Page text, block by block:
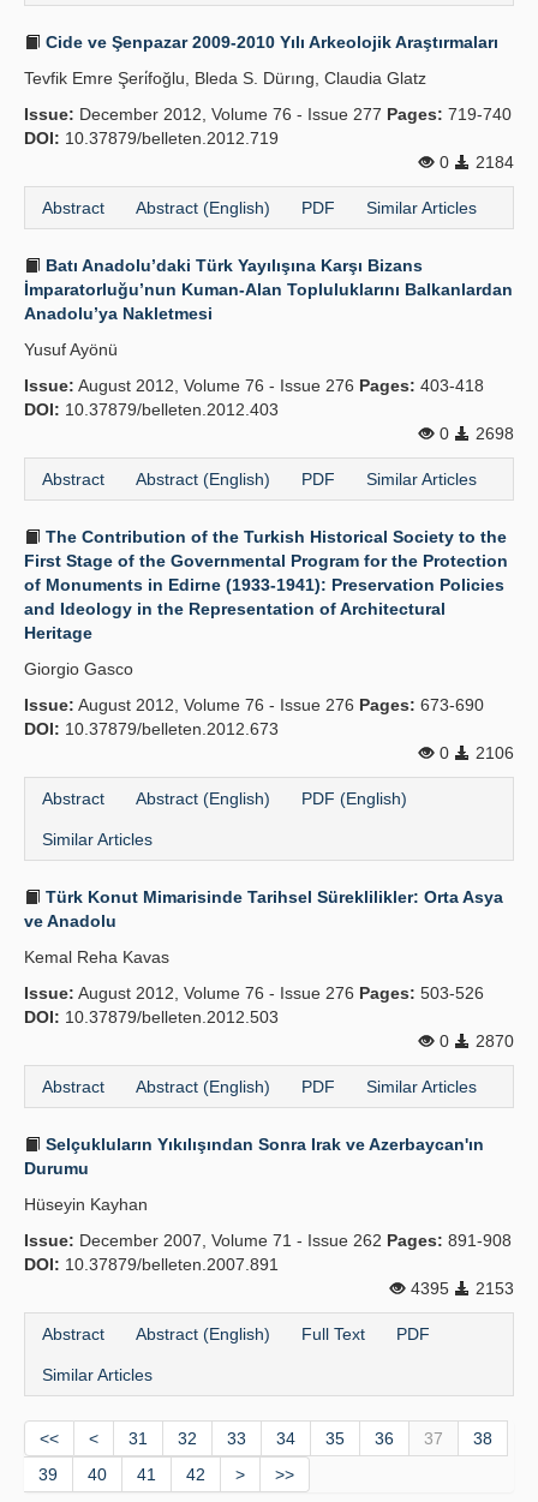
Cide ve Şenpazar 2009-2010 Yılı Arkeolojik Araştırmaları
Tevfik Emre Şeri̇foğlu, Bleda S. Dürıng, Claudia Glatz
Issue: December 2012, Volume 76 - Issue 277 Pages: 719-740
DOI: 10.37879/belleten.2012.719
0
2184
Abstract Abstract (English) PDF Similar Articles
Batı Anadolu’daki Türk Yayılışına Karşı Bizans
İmparatorluğu’nun Kuman-Alan Topluluklarını Balkanlardan
Anadolu’ya Nakletmesi
Yusuf Ayönü
Issue: August 2012, Volume 76 - Issue 276 Pages: 403-418
DOI: 10.37879/belleten.2012.403
0
2698
Abstract Abstract (English) PDF Similar Articles
The Contribution of the Turkish Historical Society to the
First Stage of the Governmental Program for the Protection
of Monuments in Edirne (1933-1941): Preservation Policies
and Ideology in the Representation of Architectural
Heritage
Giorgio Gasco
Issue: August 2012, Volume 76 - Issue 276 Pages: 673-690
DOI: 10.37879/belleten.2012.673
0
2106
Abstract Abstract (English) PDF (English)
Similar Articles
Türk Konut Mimarisinde Tarihsel Süreklilikler: Orta Asya
ve Anadolu
Kemal Reha Kavas
Issue: August 2012, Volume 76 - Issue 276 Pages: 503-526
DOI: 10.37879/belleten.2012.503
0
2870
Abstract Abstract (English) PDF Similar Articles
Selçukluların Yıkılışından Sonra Irak ve Azerbaycan'ın
Durumu
Hüseyin Kayhan
Issue: December 2007, Volume 71 - Issue 262 Pages: 891-908
DOI: 10.37879/belleten.2007.891
4395
2153
Abstract Abstract (English) Full Text PDF
Similar Articles
<< < 31 32 33 34 35 36 37
38
39
40 41 42 > >>